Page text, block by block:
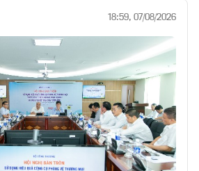
18:59, 07/08/2026